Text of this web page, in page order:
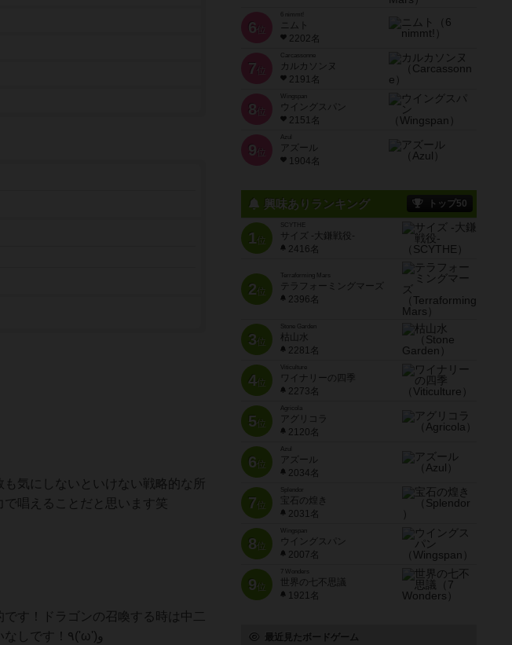
気にしないといけない戦略的な所
唱えることだと思います笑
す！ドラゴンの召喚する時は中二
病全開になれます！ボドゲ初心者の方も、玄人の方も盛り上がる事間違いなしです！٩('ω')و
6 位
ニムト
2202名
7 位
Carcassonne
カルカソンヌ
2191名
8 位
Wingspan
ウイングスパン
2151名
9 位
Azul
アズール
1904名
興味ありランキング トップ50
1位
SCYTHE
サイズ -大鎌戦役-
2416名
2位
Terraforming Mars
テラフォーミングマーズ
2396名
3位
Stone Garden
枯山水
2281名
4位
Viticulture
ワイナリーの四季
2273名
5位
Agricola
アグリコラ
2120名
6位
Azul
アズール
2034名
7位
宝石の煌き
2031名
8位
Wingspan
ウイングスパン
2007名
9位
7 Wonders
世界の七不思議
1921名
最近見たボードゲーム